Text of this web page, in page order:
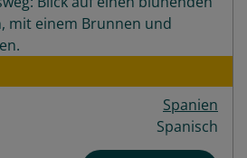
Spanien
Spanisch